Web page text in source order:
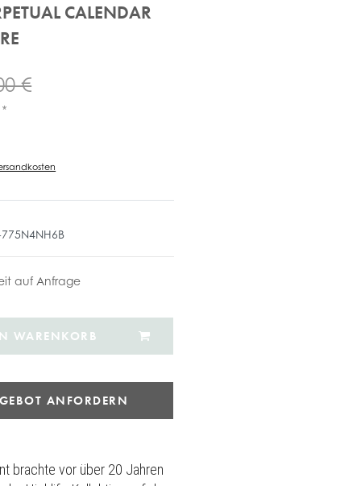
CALENDAR
€
*
auf Anfrage
WARENKORB
ANFORDERN
brachte vor über 20 Jahren